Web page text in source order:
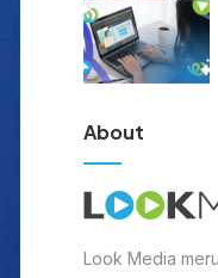
About
Look Media